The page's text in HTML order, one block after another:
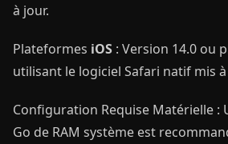
à jour.
Plateformes iOS : Version 14.0 ou
utilisant le logiciel Safari natif mis à
Configuration Requise Matérielle :
Go de RAM système est